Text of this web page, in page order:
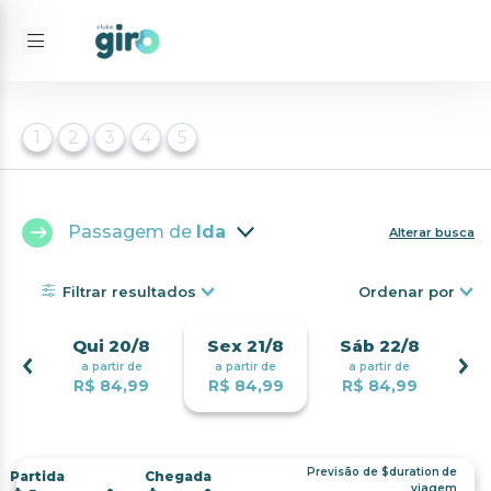
1 2 3 4 5
Passagem de Ida Alterar busca
Filtrar resultados Ordenar por
Qui 20/8
a partir de
R$ 84,99
Sex 21/8
a partir de
R$ 84,99
Sáb 22/8
a partir de
R$ 84,99
Partida Chegada Previsão de $duration de
viagem